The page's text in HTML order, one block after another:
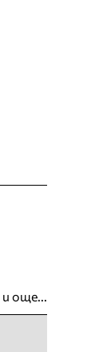
и още...